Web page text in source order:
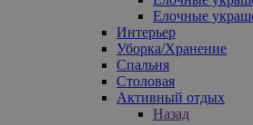
Елочные
Интерьер
Уборка/Хранение
Спальня
Столовая
Активный отдых
Назад